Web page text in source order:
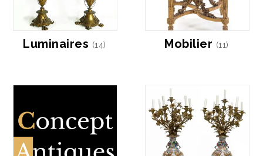
Luminaires (14) Mobilier (11)